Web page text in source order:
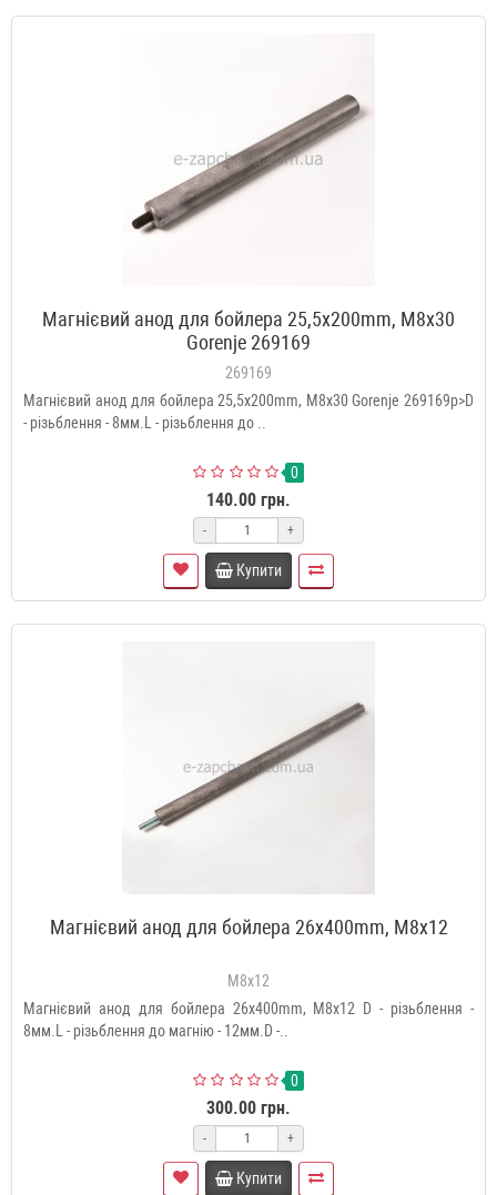
Магнієвий анод для бойлера 25,5x200mm, M8x30
Gorenje 269169
269169
Магнієвий анод для бойлера 25,5x200mm, M8x30 Gorenje 269169p>D
- різьблення - 8мм.L - різьблення до ..
0
140.00 грн.
- +
Купити
Магнієвий анод для бойлера 26x400mm, M8x12
M8x12
Магнієвий анод для бойлера 26x400mm, M8x12 D - різьблення -
8мм.L - різьблення до магнію - 12мм.D -..
0
300.00 грн.
- +
Купити